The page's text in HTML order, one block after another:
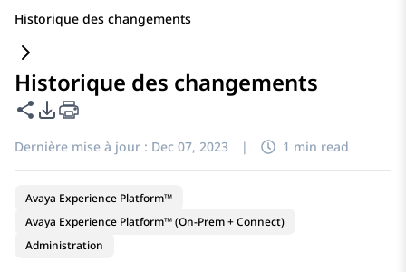
Historique des changements
Historique des changements
Partager cette page
Options d'exportation PDF
Dernière mise à jour : Dec 07, 2023 | 1 min read
Avaya Experience Platform™
Avaya Experience Platform™ (On-Prem + Connect)
Administration